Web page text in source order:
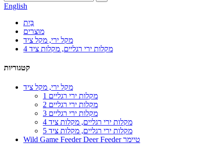
English
בַּיִת
מוצרים
מקל ירי, מקל ציד
4 מקלות ירי רגליים, מקלות ציד
קטגוריות
מקל ירי, מקל ציד
1 מקלות ירי רגליים
2 מקלות ירי רגליים
3 מקלות ירי רגליים
4 מקלות ירי רגליים, מקלות ציד
5 מקלות ירי רגליים, מקלות ציד
Wild Game Feeder Deer Feeder טיימר